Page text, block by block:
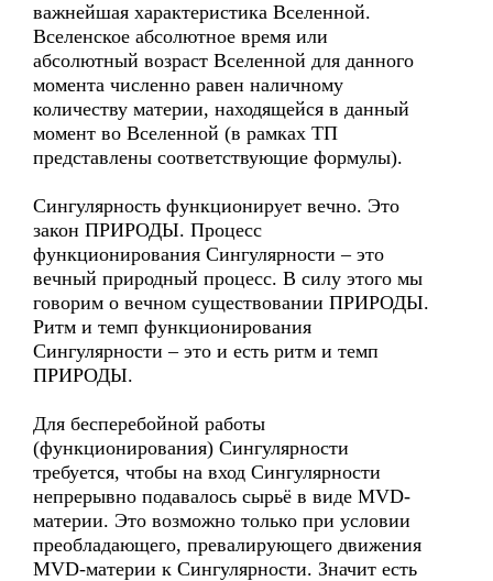
важнейшая характеристика Вселенной.
Вселенское абсолютное время или
абсолютный возраст Вселенной для данного
момента численно равен наличному
количеству материи, находящейся в данный
момент во Вселенной (в рамках ТП
представлены соответствующие формулы).
Сингулярность функционирует вечно. Это
закон ПРИРОДЫ. Процесс
функционирования Сингулярности – это
вечный природный процесс. В силу этого мы
говорим о вечном существовании ПРИРОДЫ.
Ритм и темп функционирования
Сингулярности – это и есть ритм и темп
ПРИРОДЫ.
Для бесперебойной работы
(функционирования) Сингулярности
требуется, чтобы на вход Сингулярности
непрерывно подавалось сырьё в виде MVD-
материи. Это возможно только при условии
преобладающего, превалирующего движения
MVD-материи к Сингулярности. Значит есть